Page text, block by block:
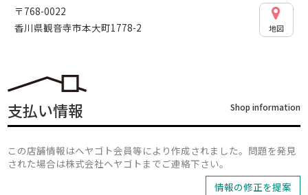
〒768-0022
香川県観音寺市本大町1778-2
地図
支払い情報 Shop information
この店舗情報はヘヤゴト会員等により作成されました。問題を発見
された場合は株式会社ヘヤゴトまでご連絡下さい。
情報の修正を提案